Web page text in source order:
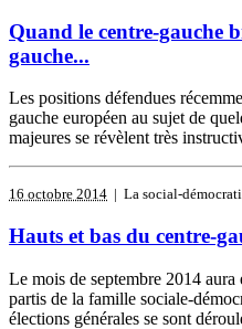
Quand le centre-gauche
gauche...
Les positions défendues
gauche européen au sujet de
majeures se révèlent très
16 octobre 2014 | La social-
Hauts et bas du centre-
Le mois de septembre 2014
partis de la famille sociale-
élections générales se sont